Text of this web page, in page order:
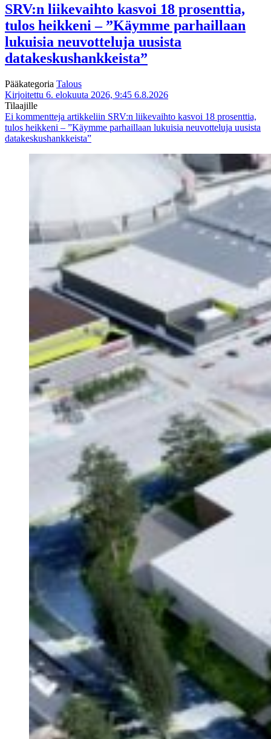
SRV:n liikevaihto kasvoi 18 prosenttia,
tulos heikkeni – ”Käymme parhaillaan
lukuisia neuvotteluja uusista
datakeskushankkeista”
Pääkategoria Talous
Kirjoitettu 6. elokuuta 2026, 9:45 6.8.2026
Tilaajille
Ei kommentteja artikkeliin SRV:n liikevaihto kasvoi 18 prosenttia,
tulos heikkeni – ”Käymme parhaillaan lukuisia neuvotteluja uusista
datakeskushankkeista”